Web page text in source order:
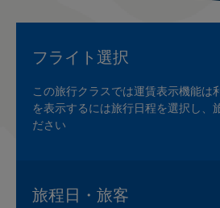
フライト選択
この旅行クラスでは運賃表示機能は
を表示するには旅行日程を選択し、
ださい
旅程日・旅客